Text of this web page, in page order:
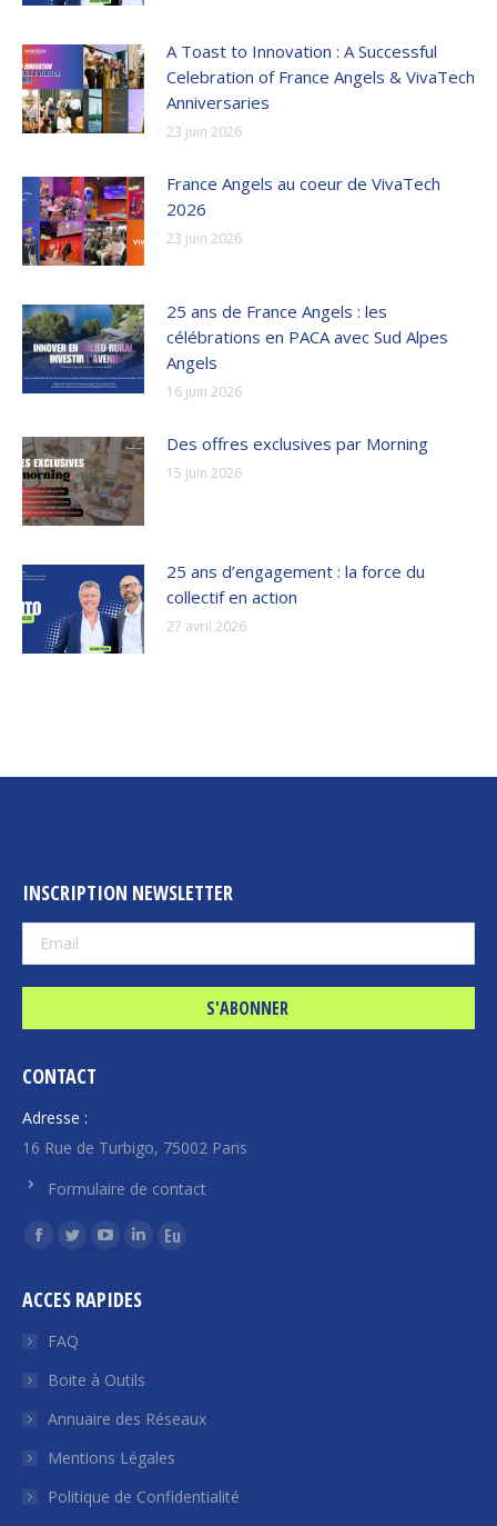
A Toast to Innovation : A Successful
Celebration of France Angels & VivaTech
Anniversaries
23 juin 2026
France Angels au coeur de VivaTech
2026
23 juin 2026
25 ans de France Angels : les
célébrations en PACA avec Sud Alpes
Angels
16 juin 2026
Des offres exclusives par Morning
15 juin 2026
25 ans d’engagement : la force du
collectif en action
27 avril 2026
INSCRIPTION NEWSLETTER
CONTACT
Adresse :
16 Rue de Turbigo, 75002 Paris
Formulaire de contact
Trouvez nous sur :
La
Facebook
s'ouvre
une
nouvelle
fenêtre
La
Twitter
s'ouvre
une
nouvelle
fenêtre
La
YouTube
une
nouvelle
fenêtre
La
LinkedIn
une
nouvelle
fenêtre
La
nouvelle
fenêtre
ACCES RAPIDES
FAQ
Boite à Outils
Annuaire des Réseaux
Mentions Légales
Politique de Confidentialité